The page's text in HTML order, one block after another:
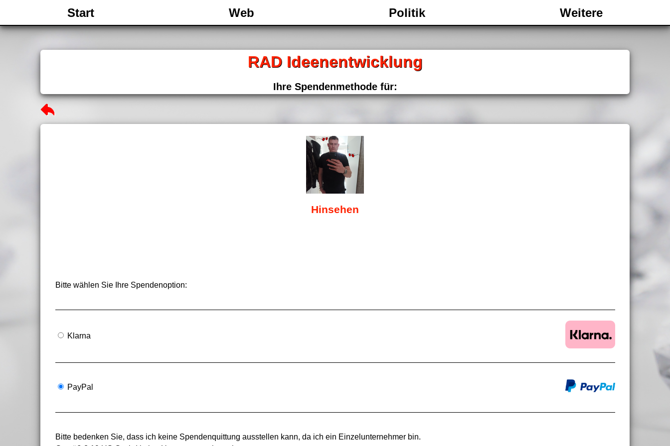
Start Web Politik Weitere
RAD Ideenentwicklung
Ihre Spendenmethode für:
Hinsehen
Bitte wählen Sie Ihre Spendenoption:
Klarna
PayPal
Bitte bedenken Sie, dass ich keine Spendenquittung ausstellen kann, da ich ein Einzelunternehmer bin.